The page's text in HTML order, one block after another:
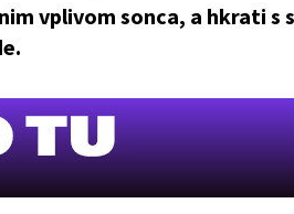
vplivom sonca, a hkrati s